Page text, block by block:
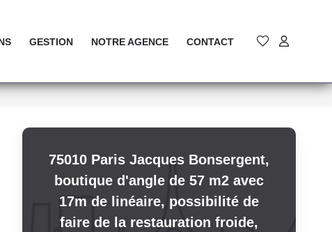
GESTION NOTRE AGENCE CONTACT
75010 Paris Jacques Bonsergent,
boutique d'angle de 57 m2 avec
17m de linéaire, possibilité de
faire de la restauration froide,